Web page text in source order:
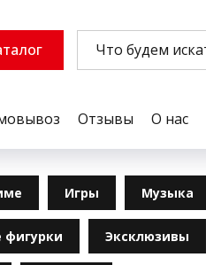
Отзывы О нас
Игры Музыка
Эксклюзивы